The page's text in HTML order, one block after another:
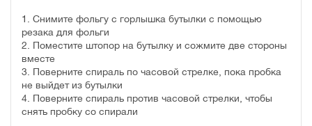
1. Снимите фольгу с горлышка бутылки с помощью
резака для фольги
2. Поместите штопор на бутылку и сожмите две стороны
вместе
3. Поверните спираль по часовой стрелке, пока пробка
не выйдет из бутылки
4. Поверните спираль против часовой стрелки, чтобы
снять пробку со спирали